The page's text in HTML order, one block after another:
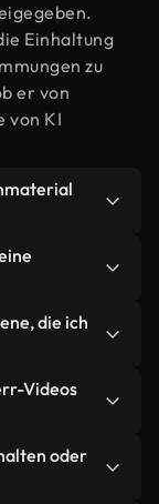
Einhaltung
zu
er von
von KI
was Sie
Formate,
während
die ich
Sie
Video für
Videos
Alle
lizenzfrei
oder